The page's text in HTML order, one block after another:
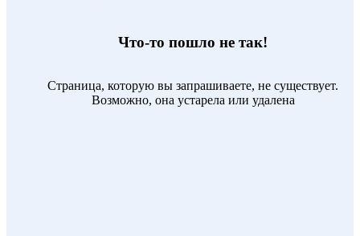
Что-то пошло не так!
Страница, которую вы запрашиваете, не существует.
Возможно, она устарела или удалена